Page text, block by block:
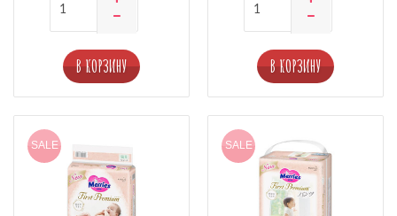
В КОРЗИНУ В КОРЗИНУ
SALE SALE